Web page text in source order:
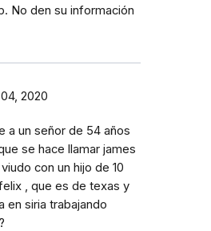
No den su información
2020
a un señor de 54 años
se hace llamar james
con un hijo de 10
, que es de texas y
en siria trabajando